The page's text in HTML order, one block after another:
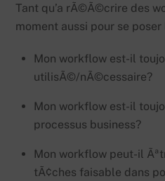
Tant qu’a rÃ©Ã©crire des
moment aussi pour se
Mon workflow est-il
utilisÃ©/nÃ©cessaire?
Mon workflow est-il
processus business?
Mon workflow peut-il
tÃ¢ches faisable dans